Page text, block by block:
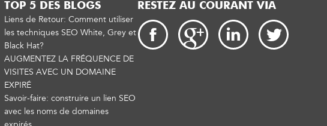
TOP 5 DES BLOGS
Liens de Retour: Comment utiliser
les techniques SEO White, Grey et
Black Hat?
AUGMENTEZ LA FRÉQUENCE DE
VISITES AVEC UN DOMAINE
EXPIRÉ
Savoir-faire: construire un lien SEO
avec les noms de domaines
RESTEZ AU COURANT VIA